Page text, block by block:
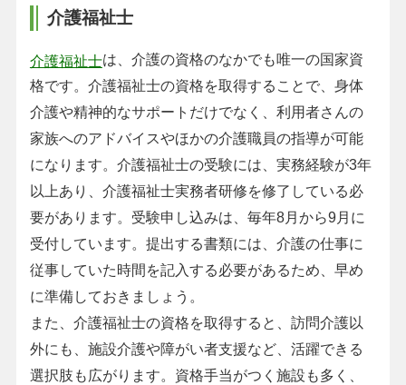
介護福祉士
介護福祉士は、介護の資格のなかでも唯一の国家資
格です。介護福祉士の資格を取得することで、身体
介護や精神的なサポートだけでなく、利用者さんの
家族へのアドバイスやほかの介護職員の指導が可能
になります。介護福祉士の受験には、実務経験が3年
以上あり、介護福祉士実務者研修を修了している必
要があります。受験申し込みは、毎年8月から9月に
受付しています。提出する書類には、介護の仕事に
従事していた時間を記入する必要があるため、早め
に準備しておきましょう。
また、介護福祉士の資格を取得すると、訪問介護以
外にも、施設介護や障がい者支援など、活躍できる
選択肢も広がります。資格手当がつく施設も多く、